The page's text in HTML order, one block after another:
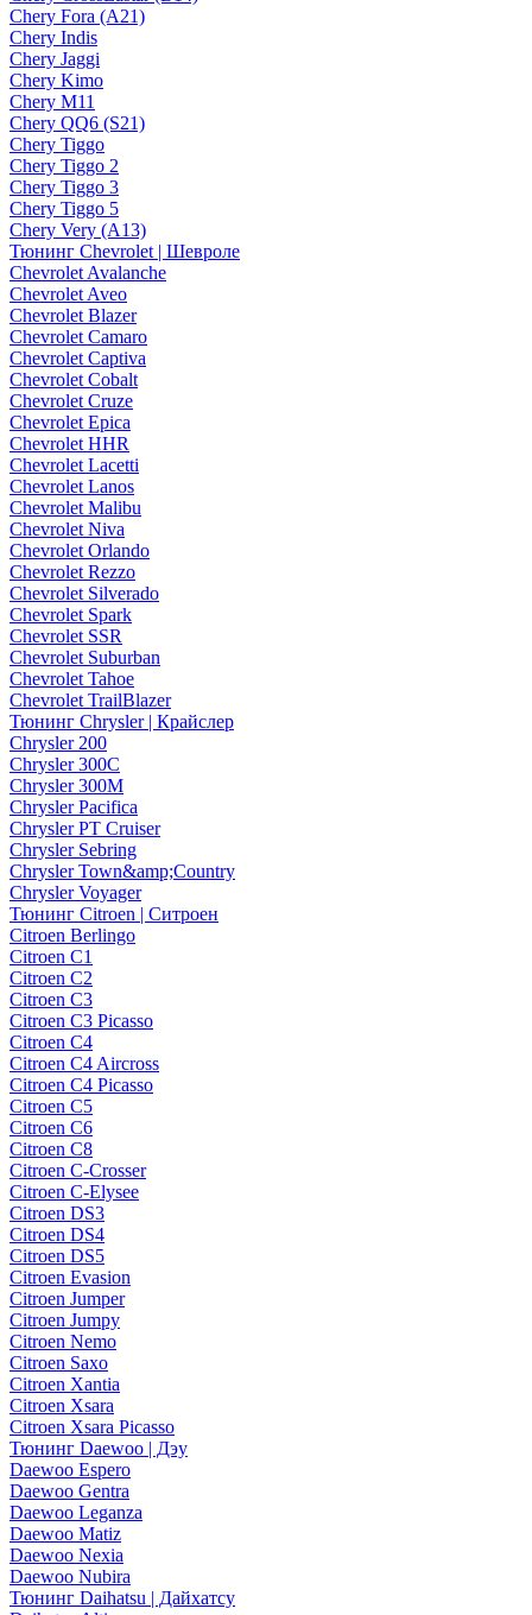
Chery Fora (A21)
Chery Indis
Chery Jaggi
Chery Kimo
Chery M11
Chery QQ6 (S21)
Chery Tiggo
Chery Tiggo 2
Chery Tiggo 3
Chery Tiggo 5
Chery Very (A13)
Тюнинг Chevrolet | Шевроле
Chevrolet Avalanche
Chevrolet Aveo
Chevrolet Blazer
Chevrolet Camaro
Chevrolet Captiva
Chevrolet Cobalt
Chevrolet Cruze
Chevrolet Epica
Chevrolet HHR
Chevrolet Lacetti
Chevrolet Lanos
Chevrolet Malibu
Chevrolet Niva
Chevrolet Orlando
Chevrolet Rezzo
Chevrolet Silverado
Chevrolet Spark
Chevrolet SSR
Chevrolet Suburban
Chevrolet Tahoe
Chevrolet TrailBlazer
Тюнинг Chrysler | Крайслер
Chrysler 200
Chrysler 300C
Chrysler 300M
Chrysler Pacifica
Chrysler PT Cruiser
Chrysler Sebring
Chrysler Town&amp;Country
Chrysler Voyager
Тюнинг Citroen | Ситроен
Citroen Berlingo
Citroen C1
Citroen C2
Citroen C3
Citroen C3 Picasso
Citroen C4
Citroen C4 Aircross
Citroen C4 Picasso
Citroen C5
Citroen C6
Citroen C8
Citroen C-Crosser
Citroen C-Elysee
Citroen DS3
Citroen DS4
Citroen DS5
Citroen Evasion
Citroen Jumper
Citroen Jumpy
Citroen Nemo
Citroen Saxo
Citroen Xantia
Citroen Xsara
Citroen Xsara Picasso
Тюнинг Daewoo | Дэу
Daewoo Espero
Daewoo Gentra
Daewoo Leganza
Daewoo Matiz
Daewoo Nexia
Daewoo Nubira
Тюнинг Daihatsu | Дайхатсу